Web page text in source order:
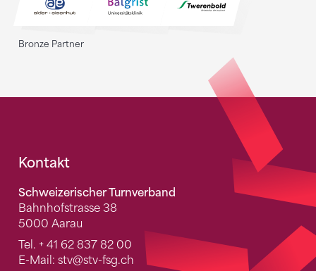
Bronze Partner
Fusszeile
Kontakt
Schweizerischer Turnverband
Bahnhofstrasse 38
5000 Aarau
Tel. + 41 62 837 82 00
E-Mail: stv@stv-fsg.ch